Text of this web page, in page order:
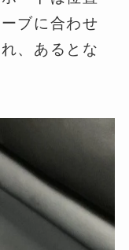
ブに合わせ
、あるとな